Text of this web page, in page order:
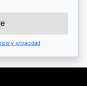
y privacidad